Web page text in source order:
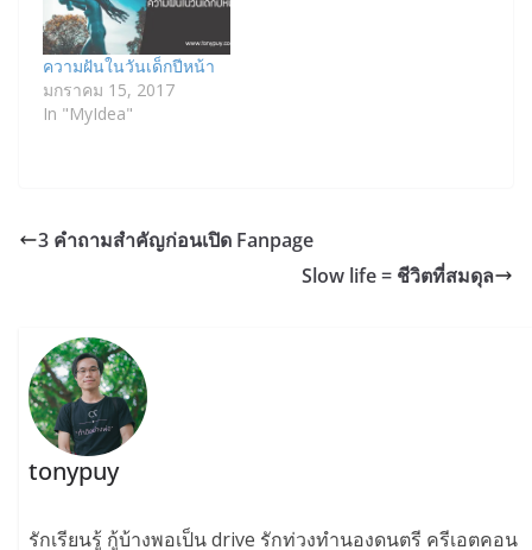
ความฝันในวันเด็กปีหน้า
มกราคม 15, 2017
In "MyIdea"
3 คำถามสำคัญก่อนเปิด Fanpage
Slow life = ชีวิตที่สมดุล
tonypuy
รักเรียนรู้ กู้บ้างพอเป็น drive รักท่วงทำนองดนตรี ครีเอตคอน